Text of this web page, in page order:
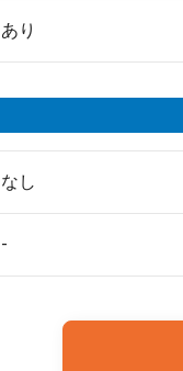
あり
なし
-